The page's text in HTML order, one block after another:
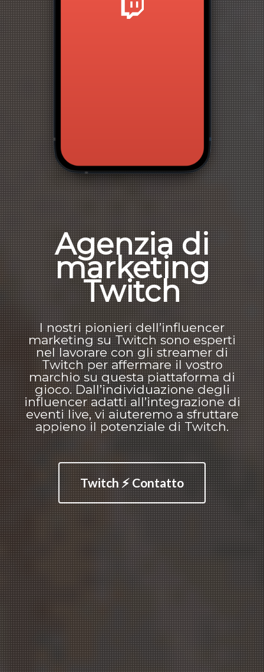
Agenzia di
marketing
Twitch
I nostri pionieri dell’influencer
marketing su Twitch sono esperti
nel lavorare con gli streamer di
Twitch per affermare il vostro
marchio su questa piattaforma di
gioco. Dall’individuazione degli
influencer adatti all’integrazione di
eventi live, vi aiuteremo a sfruttare
appieno il potenziale di Twitch.
Twitch ⚡ Contatto